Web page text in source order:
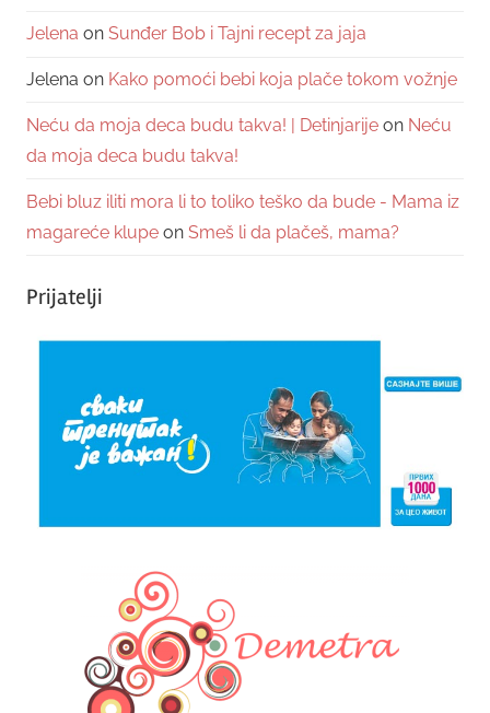
Jelena on Sunđer Bob i Tajni recept za jaja
Jelena on Kako pomoći bebi koja plače tokom vožnje
Neću da moja deca budu takva! | Detinjarije on Neću
da moja deca budu takva!
Bebi bluz iliti mora li to toliko teško da bude - Mama iz
magareće klupe on Smeš li da plačeš, mama?
Prijatelji